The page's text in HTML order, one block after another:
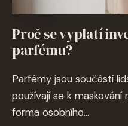
Proč se vyplatí
parfému?
Parfémy jsou součástí
používají se k
forma osobního...